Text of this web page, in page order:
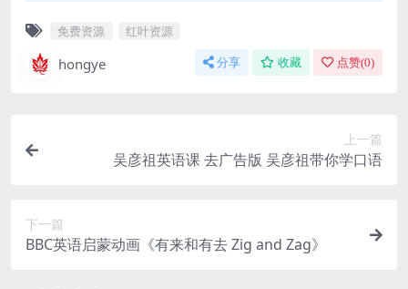
免费资源 红叶资源
hongye 分享 收藏 点赞(0)
上一篇
吴彦祖英语课 去广告版 吴彦祖带你学口语
下一篇
BBC英语启蒙动画《有来和有去 Zig and Zag》